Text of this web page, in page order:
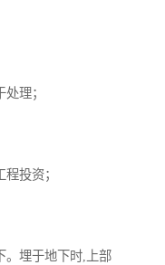
理；
投资；
。埋于地下时,上部